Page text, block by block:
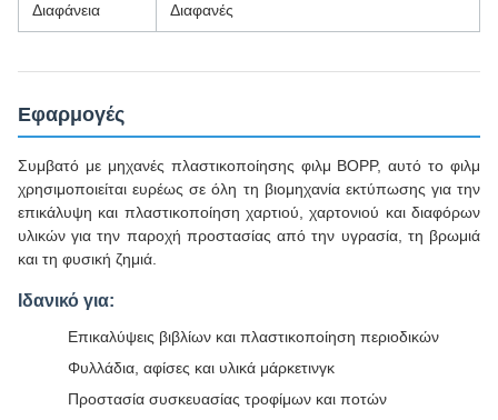
Διαφάνεια Διαφανές
Εφαρμογές
Συμβατό με μηχανές πλαστικοποίησης φιλμ BOPP, αυτό το φιλμ
χρησιμοποιείται ευρέως σε όλη τη βιομηχανία εκτύπωσης για την
επικάλυψη και πλαστικοποίηση χαρτιού, χαρτονιού και διαφόρων
υλικών για την παροχή προστασίας από την υγρασία, τη βρωμιά
και τη φυσική ζημιά.
Ιδανικό για:
Επικαλύψεις βιβλίων και πλαστικοποίηση περιοδικών
Φυλλάδια, αφίσες και υλικά μάρκετινγκ
Προστασία συσκευασίας τροφίμων και ποτών